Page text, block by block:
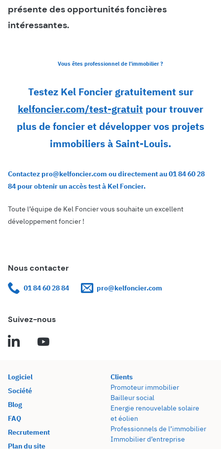
présente des opportunités foncières
intéressantes.
Vous êtes professionnel de l’immobilier ?
Testez Kel Foncier gratuitement sur
kelfoncier.com/test-gratuit pour trouver
plus de foncier et développer vos projets
immobiliers à Saint-Louis.
Contactez pro@kelfoncier.com ou directement au 01 84 60 28
84 pour obtenir un accès test à Kel Foncier.
Toute l’équipe de Kel Foncier vous souhaite un excellent
développement foncier !
Nous contacter
01 84 60 28 84 pro@kelfoncier.com
Suivez-nous
Logiciel
Société
Blog
FAQ
Recrutement
Plan du site
Clients
Promoteur immobilier
Bailleur social
Energie renouvelable solaire
et éolien
Professionnels de l’immobilier
Immobilier d’entreprise